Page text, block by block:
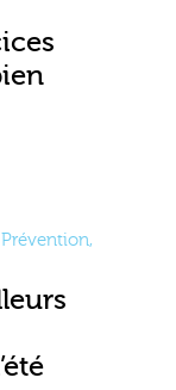
Prévention,